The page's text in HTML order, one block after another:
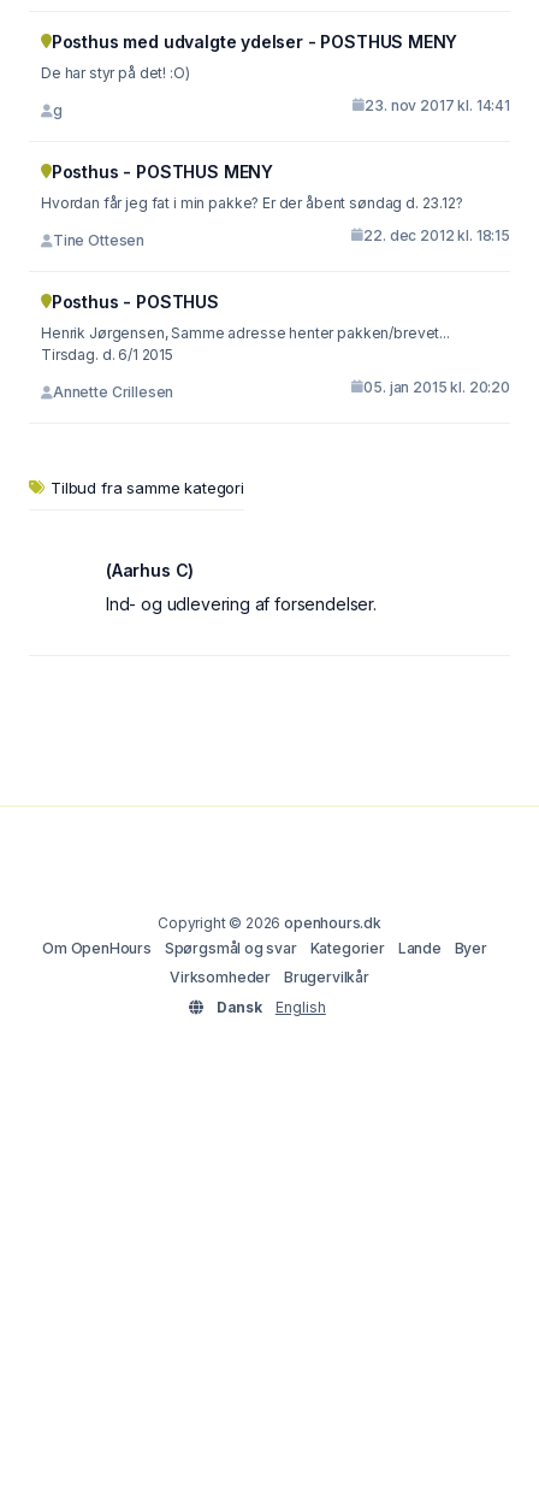
Posthus med udvalgte ydelser - POSTHUS MENY
De har styr på det! :O)
g 23. nov 2017 kl. 14:41
Posthus - POSTHUS MENY
Hvordan får jeg fat i min pakke? Er der åbent søndag d. 23.12?
Tine Ottesen 22. dec 2012 kl. 18:15
Posthus - POSTHUS
Henrik Jørgensen, Samme adresse henter pakken/brevet...
Tirsdag. d. 6/1 2015
Annette Crillesen 05. jan 2015 kl. 20:20
Tilbud fra samme kategori
(Aarhus C)
Ind- og udlevering af forsendelser.
Copyright © 2026openhours.dk
Om OpenHours
Spørgsmål og svar Kategorier Lande
Byer
Virksomheder
Brugervilkår
Dansk
English